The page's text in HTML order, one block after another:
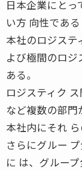
日本企業にと
い方 向性である
本社のロジステ
よび極間のロ
ある。
ロジスティク
など複数の部門
本社内にそれ
さらにグルー
に は、グルー